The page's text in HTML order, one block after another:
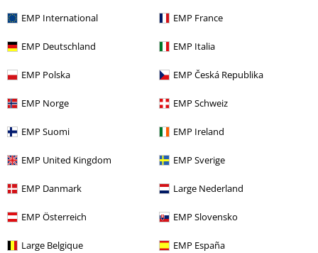
EMP International EMP France
EMP Deutschland EMP Italia
EMP Polska EMP Česká Republika
EMP Norge EMP Schweiz
EMP Suomi EMP Ireland
EMP United Kingdom EMP Sverige
EMP Danmark Large Nederland
EMP Österreich EMP Slovensko
Large Belgique EMP España
Laatst bezocht